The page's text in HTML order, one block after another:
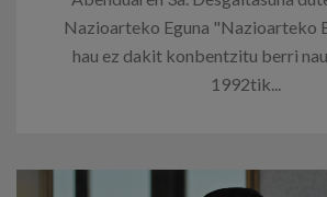
Nazioarteko Eguna "Nazioarteko
hau ez dakit konbentzitu berri
1992tik...